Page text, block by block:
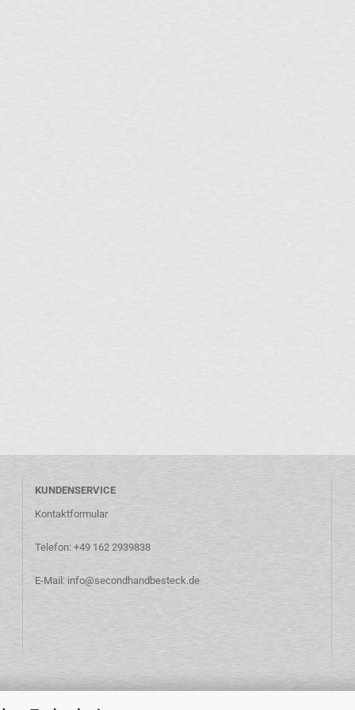
KUNDENSERVICE
Kontaktformular
Telefon: +49 162 2939838
E-Mail: info@secondhandbesteck.de